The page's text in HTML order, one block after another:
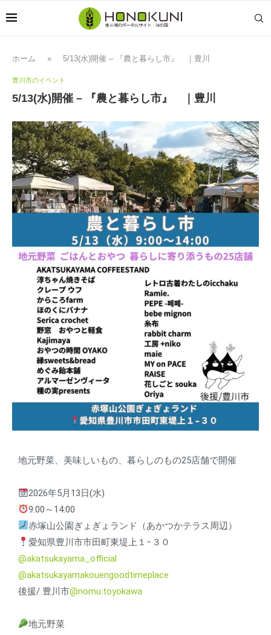
ホーム » 5/13(水)開催 – 『農と暮らし市』 ｜豊川
豊川市のイベント
5/13(水)開催 – 『農と暮らし市』 ｜豊川
地元野菜、美味しいもの、暮らしのもの25店舗で開催
2026年5月13日(水)
9:00～14:00
赤塚山公園ぎょぎょランド（あかつかテラス周辺）
愛知県豊川市市田町東堤上１−３０
@akatsukayama_official
@akatsukayamakouengoodtimeplace
後援/ 豊川市@nomu.toyokawa
地元野菜